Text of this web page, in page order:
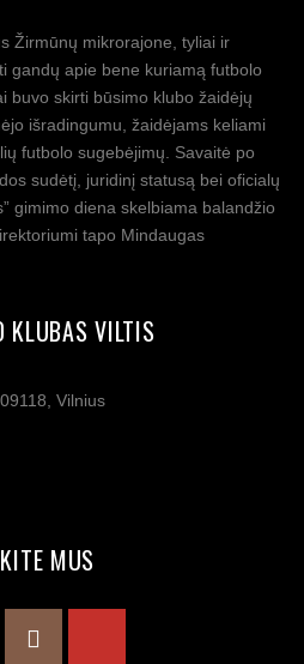
Žirmūnų mikrorajone, tyliai ir
gandų apie bene kuriamą futbolo
buvo skirti būsimo klubo žaidėjų
išradingumu, žaidėjams keliami
futbolo sugebėjimų. Savaitė po
sudėtį, juridinį statusą bei oficialų
gimimo diena skelbiama balandžio
tapo Mindaugas
KLUBAS VILTIS
Vilnius
MUS